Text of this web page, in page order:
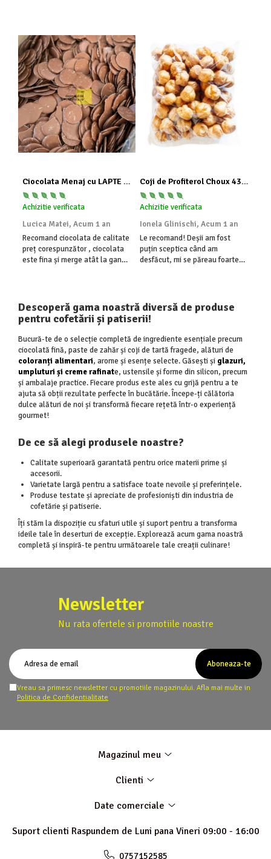
Ciocolata Menaj cu LAPTE Banuti
Achizitie verificata
Lucica Matei, Acum 1 an
Recomand ciocolata de calitate
preț corespunzător , ciocolata
este fina și merge atât la ganaj
Coji de Profiterol Choux 43mm 200 buc
Achizitie verificata
Ionela Glinischi, Acum 1 an
Le recomand! Deșii am fost
puțin sceptica când am
desfăcut, mi se păreau foarte
Descoperă gama noastră diversă de produse
pentru cofetării și patiserii!
Bucură-te de o selecție completă de ingrediente esențiale precum
ciocolată fină, paste de zahăr și coji de tartă fragede, alături de
coloranți alimentari, arome și esențe selecte. Găsești și glazuri,
umpluturi și creme rafinate, ustensile și forme din silicon, precum
și ambalaje practice. Fiecare produs este ales cu grijă pentru a te
ajuta să obții rezultate perfecte în bucătărie. Începe-ți călătoria
dulce alături de noi și transformă fiecare rețetă într-o experiență
gourmet!
De ce să alegi produsele noastre?
Calitate superioară garantată pentru orice materii prime și
accesorii.
Varietate largă pentru a satisface toate nevoile și preferințele.
Produse testate și apreciate de profesioniști din industria de
cofetărie și patiserie.
Îți stăm la dispoziție cu sfaturi utile și suport pentru a transforma
ideile tale în deserturi de excepție. Explorează acum gama noastră
completă și inspiră-te pentru următoarele tale creații culinare!
Newsletter
Nu rata ofertele si promotiile noastre
Vreau sa primesc newsletter cu promotiile magazinului. Afla mai multe in
Politica de Confidentialitate
Magazinul meu
Clienti
Date comerciale
Suport clienti Raspundem de Luni pana Vineri 09:00 - 16:00
0757152585